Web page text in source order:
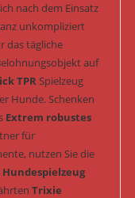
nach dem Einsatz
unkompliziert
das tägliche
auf
TPRSpielzeug
Hunde. Schenken
Extrem robustes
für
nutzen Sie die
Trixie